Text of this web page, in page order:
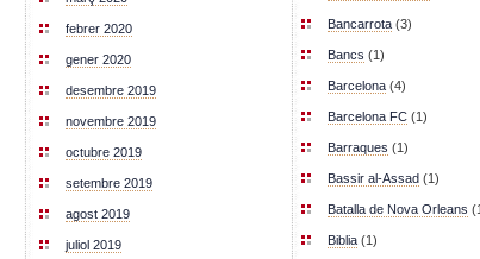
febrer 2020
gener 2020
desembre 2019
novembre 2019
octubre 2019
setembre 2019
agost 2019
juliol 2019
Bancarrota (3)
Bancs (1)
Barcelona (4)
Barcelona FC (1)
Barraques (1)
Bassir al-Assad (1)
Batalla de Nova Orleans
Biblia (1)